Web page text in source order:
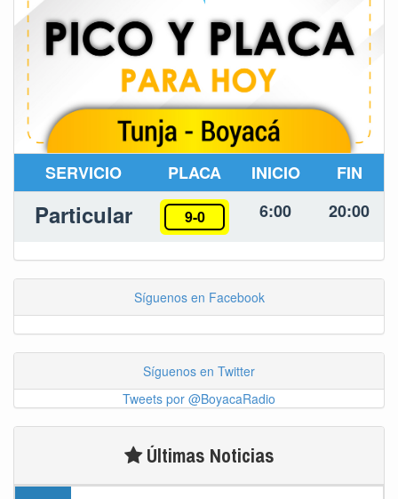
SERVICIO PLACA INICIO FIN
Particular 9-0 6:00 20:00
Síguenos en Facebook
Síguenos en Twitter
Tweets por @BoyacaRadio
Últimas Noticias